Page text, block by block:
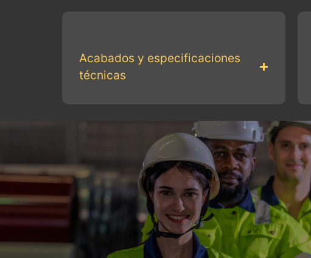
Acabados y especificaciones
técnicas